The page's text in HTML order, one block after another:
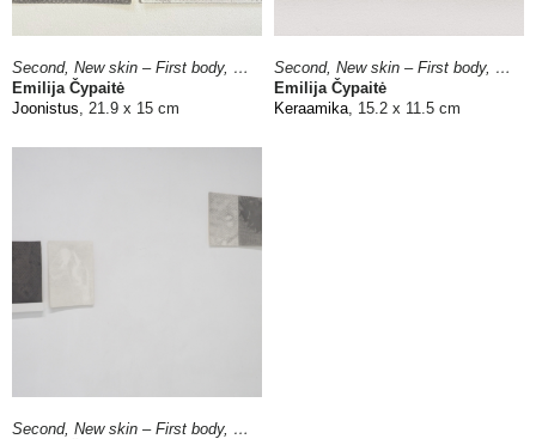
Second, New skin – First body, 2022
Emilija Čypaitė
Joonistus, 21.9 x 15 cm
Second, New skin – First body, 2023
Emilija Čypaitė
Keraamika, 15.2 x 11.5 cm
Second, New skin – First body, 2022